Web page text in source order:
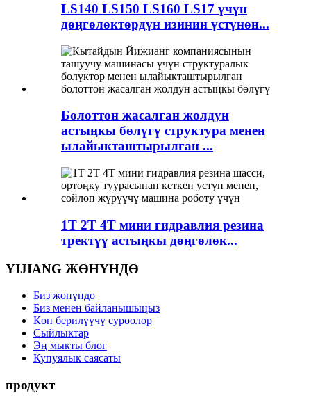
LS140 LS150 LS160 LS17 үчүн
дөңгөлөктөрдүн изинин үстүнөн...
Болоттон жасалган жолдун
астыңкы бөлүгү структура менен
ылайыкташтырылган ...
1T 2T 4T мини гидравлия резина
тректүү астыңкы дөңгөлөк...
YIJIANG ЖӨНҮНДӨ
Биз жөнүндө
Биз менен байланышыңыз
Көп берилүүчү суроолор
Сыйлыктар
Эң мыкты блог
Купуялык саясаты
продукт